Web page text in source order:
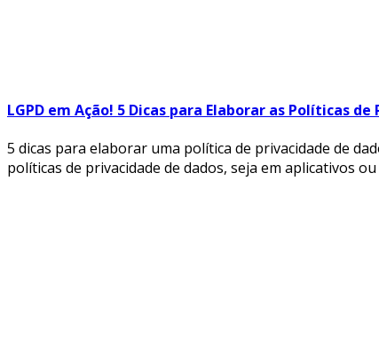
LGPD em Ação! 5 Dicas para Elaborar as Políticas
5 dicas para elaborar uma política de privacidade de
políticas de privacidade de dados, seja em aplicativos